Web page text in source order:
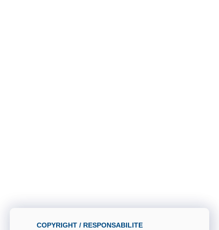
COPYRIGHT / RESPONSABILITE